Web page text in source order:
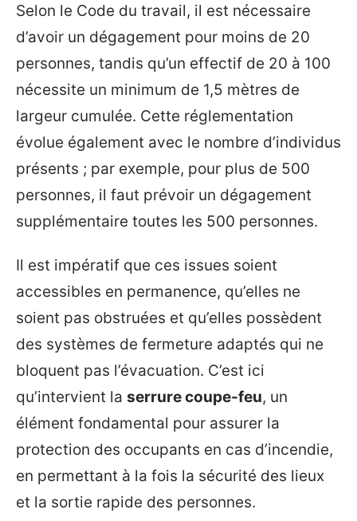
Selon le Code du travail, il est nécessaire
d’avoir un dégagement pour moins de 20
personnes, tandis qu’un effectif de 20 à 100
nécessite un minimum de 1,5 mètres de
largeur cumulée. Cette réglementation
évolue également avec le nombre d’individus
présents ; par exemple, pour plus de 500
personnes, il faut prévoir un dégagement
supplémentaire toutes les 500 personnes.
Il est impératif que ces issues soient
accessibles en permanence, qu’elles ne
soient pas obstruées et qu’elles possèdent
des systèmes de fermeture adaptés qui ne
bloquent pas l’évacuation. C’est ici
qu’intervient la serrure coupe-feu, un
élément fondamental pour assurer la
protection des occupants en cas d’incendie,
en permettant à la fois la sécurité des lieux
et la sortie rapide des personnes.